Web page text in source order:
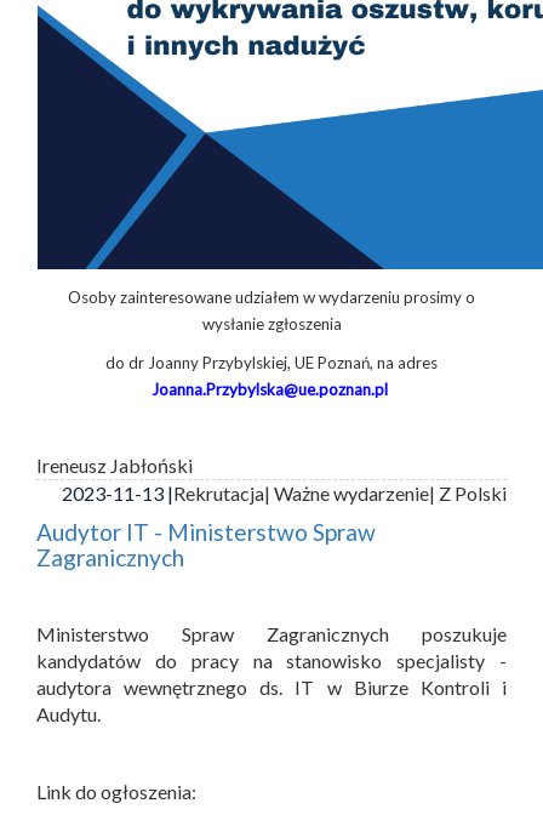
Osoby zainteresowane udziałem w wydarzeniu prosimy o
wysłanie zgłoszenia
do dr Joanny Przybylskiej, UE Poznań, na adres
Joanna.Przybylska@ue.poznan.pl
Ireneusz Jabłoński
2023-11-13 |Rekrutacja| Ważne wydarzenie| Z Polski
Audytor IT - Ministerstwo Spraw
Zagranicznych
Ministerstwo Spraw Zagranicznych poszukuje
kandydatów do pracy na stanowisko specjalisty -
audytora wewnętrznego ds. IT w Biurze Kontroli i
Audytu.
Link do ogłoszenia: